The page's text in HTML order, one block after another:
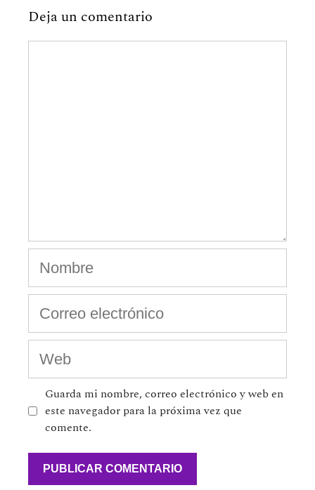
Deja un comentario
Guarda mi nombre, correo electrónico y web en
este navegador para la próxima vez que
comente.